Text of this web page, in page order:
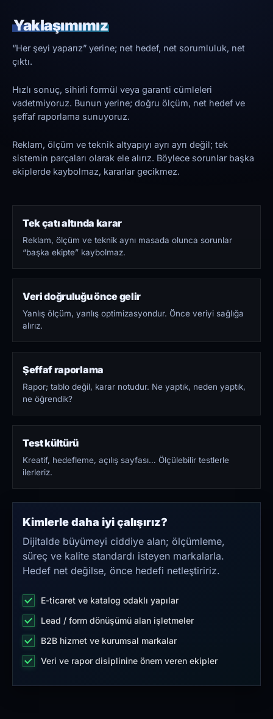
Yaklaşımımız
“Her şeyi yaparız” yerine; net hedef, net sorumluluk, net
çıktı.
Hızlı sonuç, sihirli formül veya garanti cümleleri
vadetmiyoruz. Bunun yerine; doğru ölçüm, net hedef ve
şeffaf raporlama sunuyoruz.
Reklam, ölçüm ve teknik altyapıyı ayrı ayrı değil; tek
sistemin parçaları olarak ele alırız. Böylece sorunlar başka
ekiplerde kaybolmaz, kararlar gecikmez.
Tek çatı altında karar
Reklam, ölçüm ve teknik aynı masada olunca sorunlar
“başka ekipte” kaybolmaz.
Veri doğruluğu önce gelir
Yanlış ölçüm, yanlış optimizasyondur. Önce veriyi sağlığa
alırız.
Şeffaf raporlama
Rapor; tablo değil, karar notudur. Ne yaptık, neden yaptık,
ne öğrendik?
Test kültürü
Kreatif, hedefleme, açılış sayfası… Ölçülebilir testlerle
ilerleriz.
Kimlerle daha iyi çalışırız?
Dijitalde büyümeyi ciddiye alan; ölçümleme,
süreç ve kalite standardı isteyen markalarla.
Hedef net değilse, önce hedefi netleştiririz.
E-ticaret ve katalog odaklı yapılar
Lead / form dönüşümü alan işletmeler
B2B hizmet ve kurumsal markalar
Veri ve rapor disiplinine önem veren ekipler